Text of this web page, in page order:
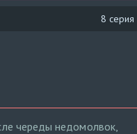
8 серия
череды недомолвок,